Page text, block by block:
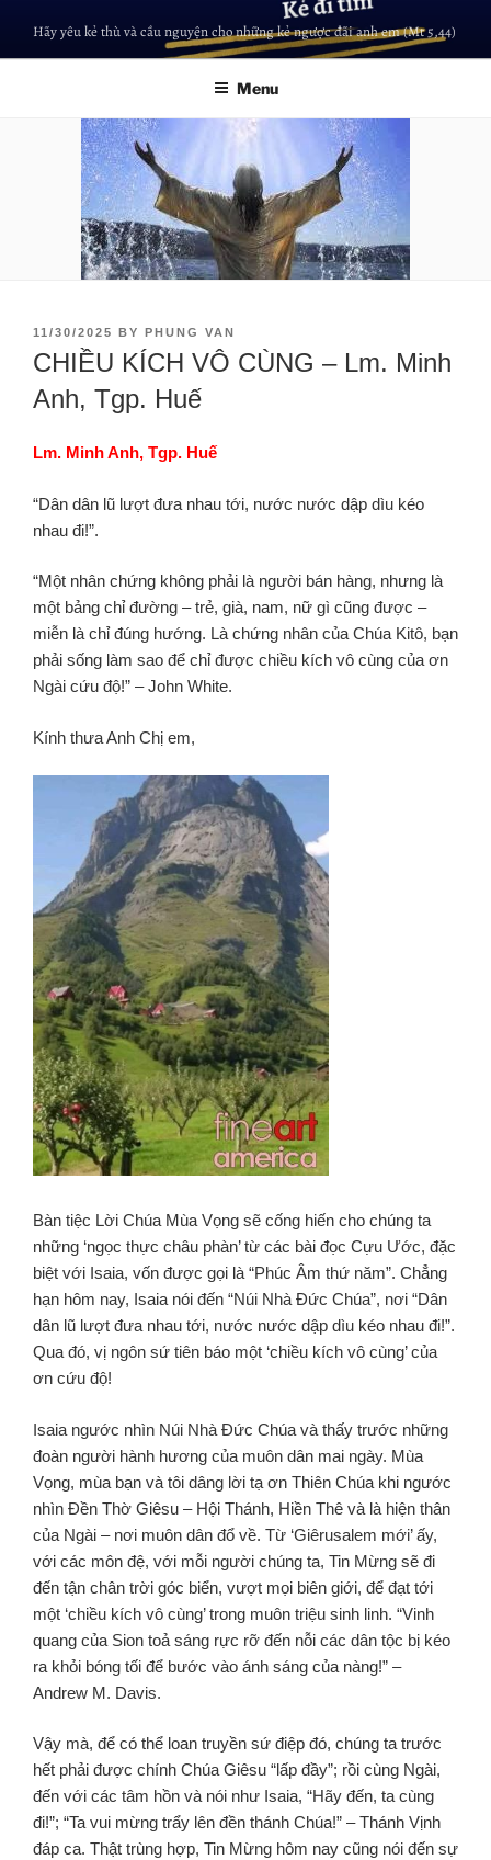
Hãy yêu kẻ thù và cầu nguyện cho những kẻ ngược đãi anh em (Mt 5,44)
Menu
11/30/2025 BY PHUNG VAN
CHIỀU KÍCH VÔ CÙNG – Lm. Minh
Anh, Tgp. Huế
Lm. Minh Anh, Tgp. Huế
“Dân dân lũ lượt đưa nhau tới, nước nước dập dìu kéo
nhau đi!”.
“Một nhân chứng không phải là người bán hàng, nhưng là
một bảng chỉ đường – trẻ, già, nam, nữ gì cũng được –
miễn là chỉ đúng hướng. Là chứng nhân của Chúa Kitô, bạn
phải sống làm sao để chỉ được chiều kích vô cùng của ơn
Ngài cứu độ!” – John White.
Kính thưa Anh Chị em,
Bàn tiệc Lời Chúa Mùa Vọng sẽ cống hiến cho chúng ta
những ‘ngọc thực châu phàn’ từ các bài đọc Cựu Ước, đặc
biệt với Isaia, vốn được gọi là “Phúc Âm thứ năm”. Chẳng
hạn hôm nay, Isaia nói đến “Núi Nhà Đức Chúa”, nơi “Dân
dân lũ lượt đưa nhau tới, nước nước dập dìu kéo nhau đi!”.
Qua đó, vị ngôn sứ tiên báo một ‘chiều kích vô cùng’ của
ơn cứu độ!
Isaia ngước nhìn Núi Nhà Đức Chúa và thấy trước những
đoàn người hành hương của muôn dân mai ngày. Mùa
Vọng, mùa bạn và tôi dâng lời tạ ơn Thiên Chúa khi ngước
nhìn Đền Thờ Giêsu – Hội Thánh, Hiền Thê và là hiện thân
của Ngài – nơi muôn dân đổ về. Từ ‘Giêrusalem mới’ ấy,
với các môn đệ, với mỗi người chúng ta, Tin Mừng sẽ đi
đến tận chân trời góc biển, vượt mọi biên giới, để đạt tới
một ‘chiều kích vô cùng’ trong muôn triệu sinh linh. “Vinh
quang của Sion toả sáng rực rỡ đến nỗi các dân tộc bị kéo
ra khỏi bóng tối để bước vào ánh sáng của nàng!” –
Andrew M. Davis.
Vậy mà, để có thể loan truyền sứ điệp đó, chúng ta trước
hết phải được chính Chúa Giêsu “lấp đầy”; rồi cùng Ngài,
đến với các tâm hồn và nói như Isaia, “Hãy đến, ta cùng
đi!”; “Ta vui mừng trẩy lên đền thánh Chúa!” – Thánh Vịnh
đáp ca. Thật trùng hợp, Tin Mừng hôm nay cũng nói đến sự